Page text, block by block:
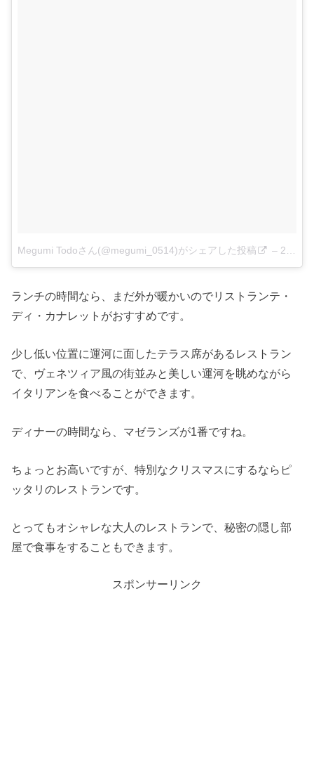
Megumi Todoさん(@megumi_0514)がシェアした投稿 – 2018年 7月月13日午前2時54分PDT
ランチの時間なら、まだ外が暖かいのでリストランテ・
ディ・カナレットがおすすめです。
少し低い位置に運河に面したテラス席があるレストラン
で、ヴェネツィア風の街並みと美しい運河を眺めながら
イタリアンを食べることができます。
ディナーの時間なら、マゼランズが1番ですね。
ちょっとお高いですが、特別なクリスマスにするならピ
ッタリのレストランです。
とってもオシャレな大人のレストランで、秘密の隠し部
屋で食事をすることもできます。
スポンサーリンク